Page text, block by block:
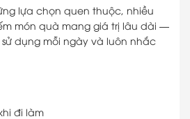
lựa chọn quen thuộc, nhiều
món quà mang giá trị lâu dài —
dụng mỗi ngày và luôn nhắc
đi làm